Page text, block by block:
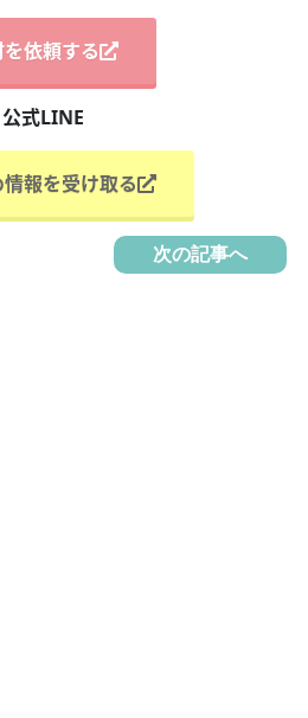
依頼する
公式LINE
報を受け取る
次の記事へ